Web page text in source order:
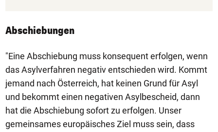
Abschiebungen
"Eine Abschiebung muss konsequent erfolgen, wenn
das Asylverfahren negativ entschieden wird. Kommt
jemand nach Österreich, hat keinen Grund für Asyl
und bekommt einen negativen Asylbescheid, dann
hat die Abschiebung sofort zu erfolgen. Unser
gemeinsames europäisches Ziel muss sein, dass